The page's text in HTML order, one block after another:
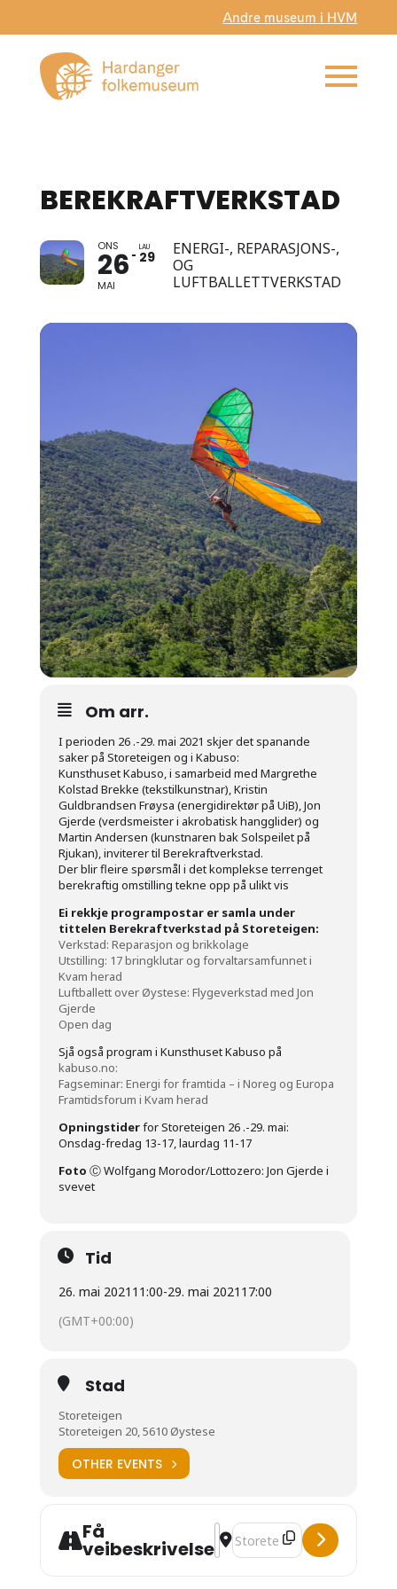
Andre museum i HVM
BEREKRAFTVERKSTAD
ONS
26
MAI
LAU
29
ENERGI-, REPARASJONS-,
OG
LUFTBALLETTVERKSTAD
Om arr.
I perioden 26 .-29. mai 2021 skjer det spanande
saker på Storeteigen og i Kabuso:
Kunsthuset Kabuso, i samarbeid med Margrethe
Kolstad Brekke (tekstilkunstnar), Kristin
Guldbrandsen Frøysa (energidirektør på UiB), Jon
Gjerde (verdsmeister i akrobatisk hangglider) og
Martin Andersen (kunstnaren bak Solspeilet på
Rjukan), inviterer til Berekraftverkstad.
Der blir fleire spørsmål i det komplekse terrenget
berekraftig omstilling tekne opp på ulikt vis
Ei rekkje programpostar er samla under
tittelen Berekraftverkstad på Storeteigen:
Verkstad: Reparasjon og brikkolage
Utstilling: 17 bringklutar og forvaltarsamfunnet i
Kvam herad
Luftballett over Øystese: Flygeverkstad med Jon
Gjerde
Open dag
Sjå også program i Kunsthuset Kabuso på
kabuso.no:
Fagseminar: Energi for framtida – i Noreg og Europa
Framtidsforum i Kvam herad
Opningstiderfor Storeteigen 26 .-29. mai:
Onsdag-fredag 13-17, laurdag 11-17
Foto Ⓒ Wolfgang Morodor/Lottozero: Jon Gjerde i
svevet
Tid
26. mai 2021 11:00-29. mai 2021 17:00
(GMT+00:00)
Stad
Storeteigen
Storeteigen 20, 5610 Øystese
OTHER EVENTS
Få
veibeskrivelse
Address - Berekraftverkstad
Destination Address -